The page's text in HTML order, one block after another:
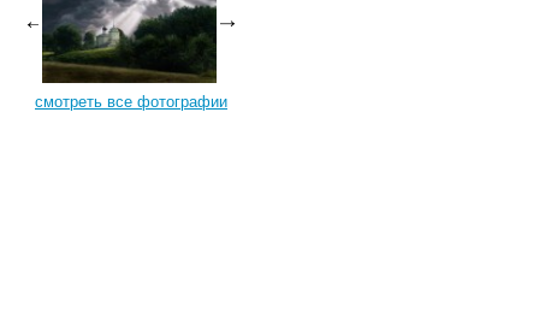
смотреть все фотографии